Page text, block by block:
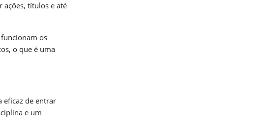
ações, títulos e até
os
o que é uma
eficaz de entrar
e um